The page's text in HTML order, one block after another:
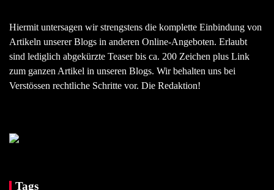
Hiermit untersagen wir strengstens die komplette Einbindung von
Artikeln unserer Blogs in anderen Online-Angeboten. Erlaubt
sind lediglich abgekürzte Teaser bis ca. 200 Zeichen plus Link
zum ganzen Artikel in unseren Blogs. Wir behalten uns bei
Verstössen rechtliche Schritte vor. Die Redaktion!
Tags